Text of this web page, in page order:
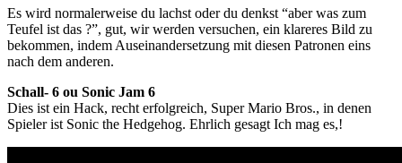
Es wird normalerweise du lachst oder du denkst “aber was zum
Teufel ist das ?”, gut, wir werden versuchen, ein klareres Bild zu
bekommen, indem Auseinandersetzung mit diesen Patronen eins
nach dem anderen.
Schall- 6 ou Sonic Jam 6
Dies ist ein Hack, recht erfolgreich, Super Mario Bros., in denen
Spieler ist Sonic the Hedgehog. Ehrlich gesagt Ich mag es,!